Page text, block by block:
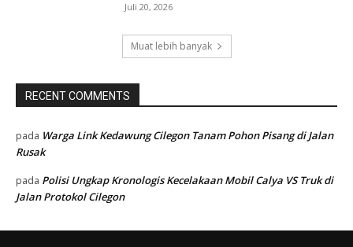
Juli 20, 2026
Muat lebih banyak
RECENT COMMENTS
pada Warga Link Kedawung Cilegon Tanam Pohon Pisang di Jalan
Rusak
pada Polisi Ungkap Kronologis Kecelakaan Mobil Calya VS Truk di
Jalan Protokol Cilegon